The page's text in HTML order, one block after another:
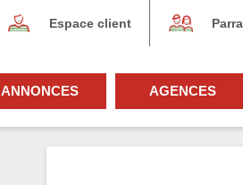
Espace client
ANNONCES AGENCES